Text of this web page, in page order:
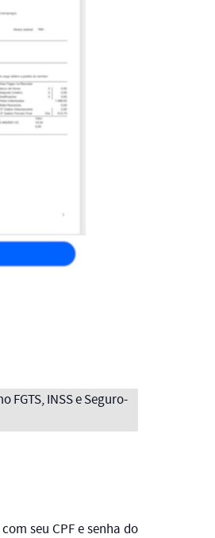
FGTS, INSS e Seguro-
seu CPF e senha do